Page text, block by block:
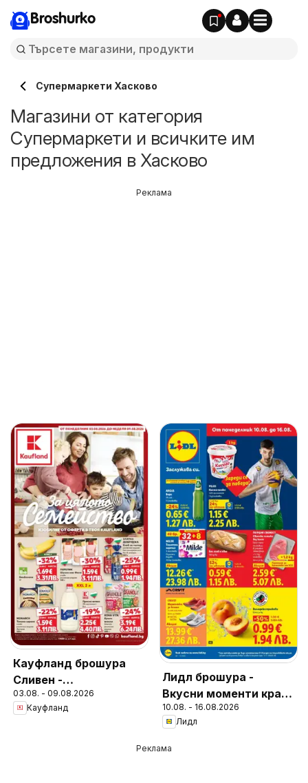
Broshurko
Супермаркети Хасково
Магазини от категория
Супермаркети и всичките им
предложения в Хасково
Кауфланд брошура
Сливен -
Предложения за
цялото семейство
03.08. - 09.08.2026
Кауфланд
Лидл брошура -
Вкусни моменти край
грила
10.08. - 16.08.2026
Лидл
Реклама
Реклама